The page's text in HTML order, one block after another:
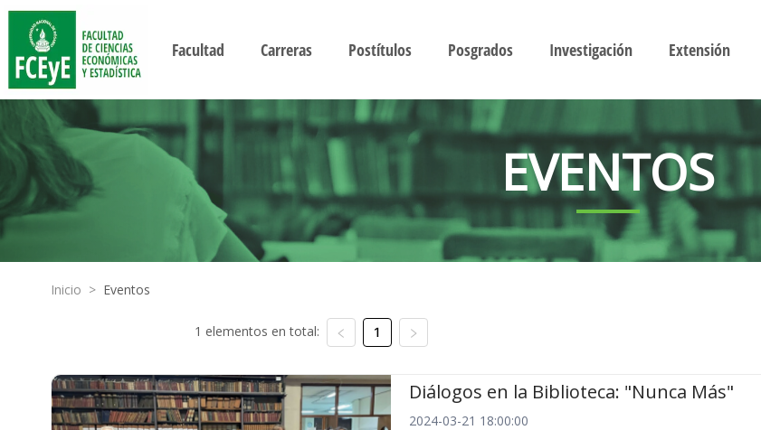
Facultad Carreras Postítulos Posgrados Investigación Extensión
EVENTOS
Inicio > Eventos
1 elementos en total: 1
Diálogos en la Biblioteca: "Nunca Más"
2024-03-21 18:00:00